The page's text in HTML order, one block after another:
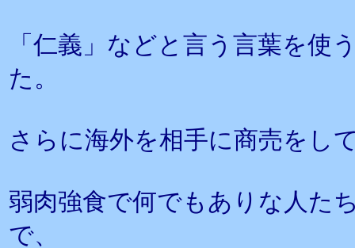
「仁義」などと言う言葉を使
た。
さらに海外を相手に商売をし
弱肉強食で何でもありな人た
で、